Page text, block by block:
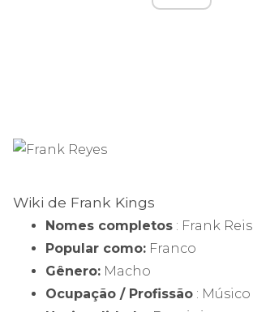
Wiki de Frank Kings
Nomes completos : Frank Reis
Popular como: Franco
Gênero: Macho
Ocupação / Profissão : Músico